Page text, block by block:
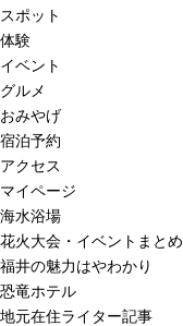
スポット
体験
イベント
グルメ
おみやげ
宿泊予約
アクセス
マイページ
海水浴場
花火大会・イベントまとめ
福井の魅力はやわかり
恐竜ホテル
地元在住ライター記事